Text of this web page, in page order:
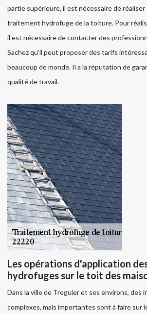
partie supérieure, il est nécessaire de
traitement hydrofuge de la toiture. Pour
il est nécessaire de contacter des
Sachez qu'il peut proposer des tarifs
beaucoup de monde. Il a la réputation de
qualité de travail.
Les opérations d'application
hydrofuges sur le toit des
Dans la ville de Treguier et ses environs, des
complexes, mais importantes sont à faire sur